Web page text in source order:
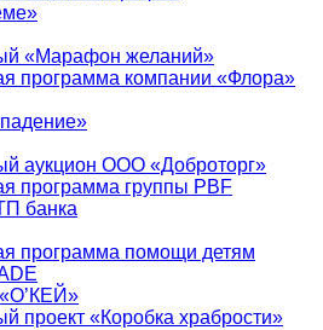
«Марафон желаний»
программа компании «Флора»
аукцион ООО «Доброторг»
программа группы PBF
банка
программа помощи детям
проект «Коробка храбрости»